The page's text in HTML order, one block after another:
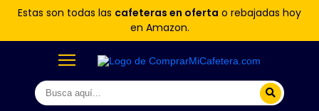
Estas son todas las cafeteras en oferta o rebajadas hoy
en Amazon.